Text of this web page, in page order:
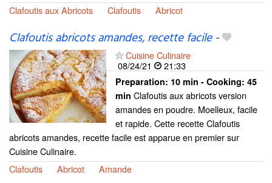
Clafoutis aux Abricots
Clafoutis Abricot
Clafoutis abricots amandes, recette facile-
Cuisine Culinaire
08/24/21
21:33
Preparation: 10 min - Cooking: 45
min Clafoutis aux abricots version
amandes en poudre. Moelleux, facile
et rapide. Cette recette Clafoutis
abricots amandes, recette facile est apparue en premier sur
Cuisine Culinaire.
Clafoutis
Abricot Amande